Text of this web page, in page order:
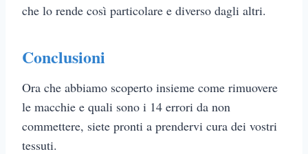
che lo rende così particolare e diverso dagli altri.
Conclusioni
Ora che abbiamo scoperto insieme come rimuovere
le macchie e quali sono i 14 errori da non
commettere, siete pronti a prendervi cura dei vostri
tessuti.